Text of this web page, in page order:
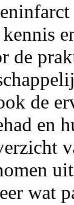
de
de
en
wat